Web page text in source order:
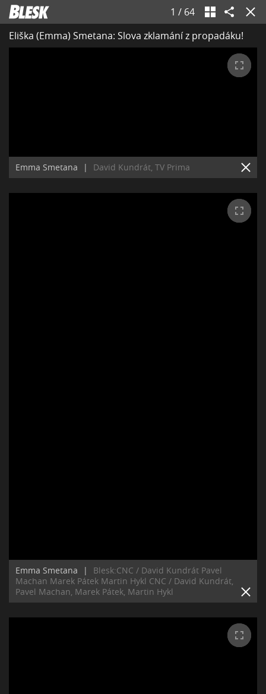
1 / 64
Eliška (Emma) Smetana: Slova zklamání z propadáku!
Emma Smetana | David Kundrát, TV Prima
Emma Smetana |
Blesk:CNC / David Kundrát Pavel
Machan Marek Pátek Martin Hykl CNC / David Kundrát,
Pavel Machan, Marek Pátek, Martin Hykl